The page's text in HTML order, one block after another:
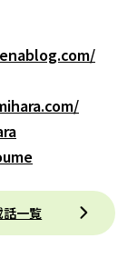
話一覧